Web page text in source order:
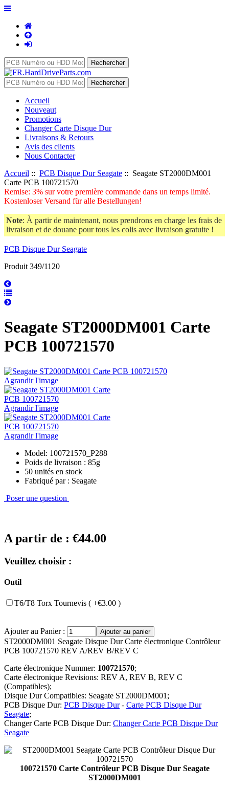
Accueil
Nouveaut
Promotions
Changer Carte Disque Dur
Livraisons & Retours
Avis des clients
Nous Contacter
Accueil :: PCB Disque Dur Seagate :: Seagate ST2000DM001
Carte PCB 100721570
Remise: 3% sur votre première commande dans un temps limité.
Kostenloser Versand für alle Bestellungen!
Note: À partir de maintenant, nous prendrons en charge les frais de
livraison et de douane pour tous les colis avec livraison gratuite !
PCB Disque Dur Seagate
Produit 349/1120
Seagate ST2000DM001 Carte
PCB 100721570
Agrandir l'image
Agrandir l'image
Agrandir l'image
Model: 100721570_P288
Poids de livraison : 85g
50 unités en stock
Fabriqué par : Seagate
Poser une question
A partir de : €44.00
Veuillez choisir :
Outil
T6/T8 Torx Tournevis ( +€3.00 )
Ajouter au Panier :
ST2000DM001 Seagate Disque Dur Carte électronique Contrôleur
PCB 100721570 REV A/REV B/REV C
Carte électronique Nummer: 100721570;
Carte électronique Revisions: REV A, REV B, REV C
(Compatibles);
Disque Dur Compatibles: Seagate ST2000DM001;
PCB Disque Dur: PCB Disque Dur- Carte PCB Disque Dur
Seagate;
Changer Carte PCB Disque Dur: Changer Carte PCB Disque Dur
Seagate
100721570 Carte Contrôleur PCB Disque Dur Seagate
ST2000DM001